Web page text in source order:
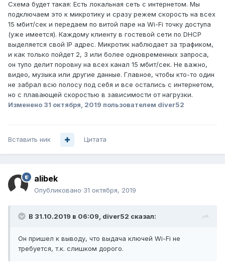
Схема будет такая: Есть локальная сеть с интернетом. Мы
подключаем это к микротику и сразу режем скорость на всех
15 мбит/сек и передаем по витой паре на Wi-Fi точку доступа
(уже имеется). Каждому клиенту в гостевой сети по DHCP
выделяется свой IP адрес. Микротик наблюдает за трафиком,
и как только пойдет 2, 3 или более одновременных запроса,
он тупо делит поровну на всех канал 15 мбит/сек. Не важно,
видео, музыка или другие данные. Главное, чтобы кто-то один
не забрал всю полосу под себя и все остались с интернетом,
но с плавающей скоростью в зависимости от нагрузки.
Изменено 31 октября, 2019 пользователем diver52
Вставить ник Цитата
alibek
Опубликовано 31 октября, 2019
В 31.10.2019 в 06:09, diver52 сказал:
Он пришел к выводу, что выдача ключей Wi-Fi не
требуется, т.к. слишком дорого.